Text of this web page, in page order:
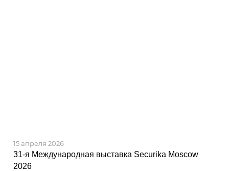
31-я Международная выставка Securika Moscow
2026
15 апреля 2026